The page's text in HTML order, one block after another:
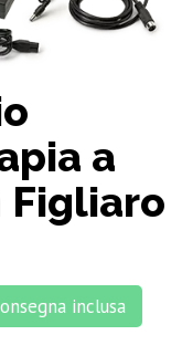
a
Figliaro
inclusa